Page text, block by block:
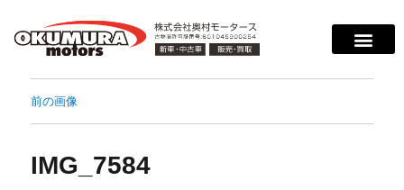
前の画像
IMG_7584